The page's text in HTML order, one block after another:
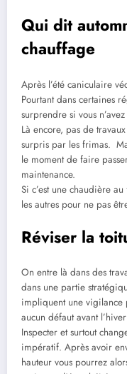
Qui dit
chauffage
Après l’été caniculaire
Pourtant dans certaines
surprendre si vous
Là encore, pas de
surpris par les frimas.
le moment de faire
maintenance.
Si c’est une chaudière
les autres pour ne pas
Réviser la
On entre là dans des
dans une partie
impliquent une vigilance
aucun défaut avant
Inspecter et surtout
impératif. Après avoir
hauteur vous pourrez